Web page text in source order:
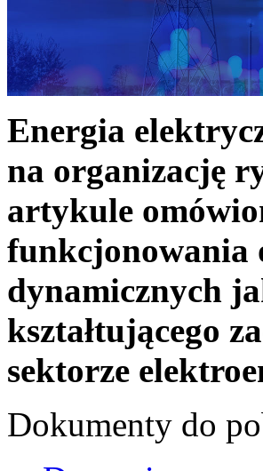
Energia
na organizację
artykule
funkcjonowania
dynamicznych
kształtującego
sektorze
Dokumenty do